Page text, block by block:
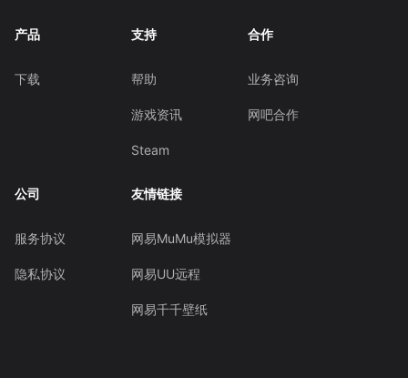
产品
下载
支持
帮助
游戏资讯
Steam
合作
业务咨询
网吧合作
公司
服务协议
隐私协议
友情链接
网易MuMu模拟器
网易UU远程
网易千千壁纸